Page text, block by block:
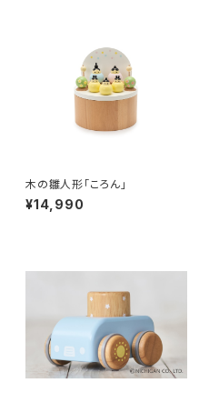
木の雛人形「ころん」
¥14,990